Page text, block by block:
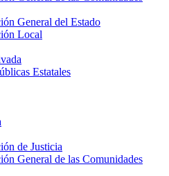
General del Estado
Local
Estatales
de Justicia
General de las Comunidades